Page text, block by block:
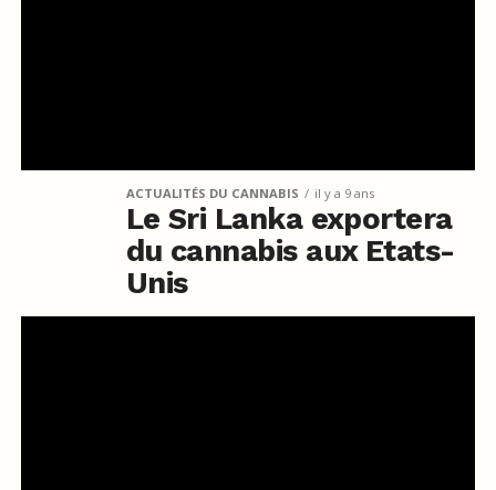
ACTUALITÉS DU CANNABIS il y a 9 ans
Le Sri Lanka exportera
du cannabis aux Etats-
Unis